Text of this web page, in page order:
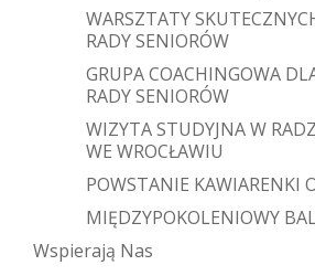
WARSZTATY
RADY SENIORÓW
GRUPA COACHINGOWA
RADY SENIORÓW
WIZYTA STUDYJNA W
WE WROCŁAWIU
POWSTANIE KAWIARENKI
MIĘDZYPOKOLENIOWY
Wspierają Nas